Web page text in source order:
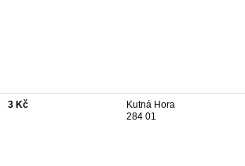
3 Kč
Kutná Hora
284 01